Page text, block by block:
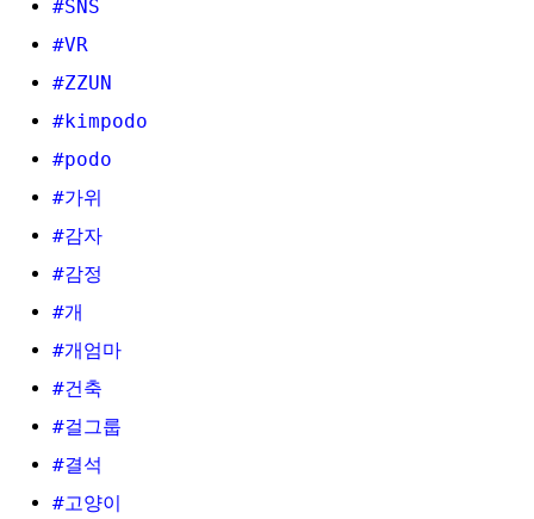
#SNS
#VR
#ZZUN
#kimpodo
#podo
#가위
#감자
#감정
#개
#개엄마
#건축
#걸그룹
#결석
#고양이